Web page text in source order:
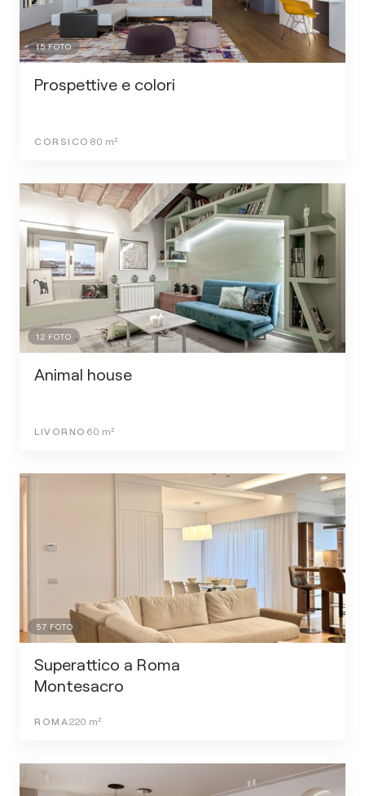
15FOTO
Prospettive e colori
CORSICO 80 m²
12 FOTO
Animal house
LIVORNO 60 m²
57 FOTO
Superattico a Roma
Montesacro
ROMA 220 m²